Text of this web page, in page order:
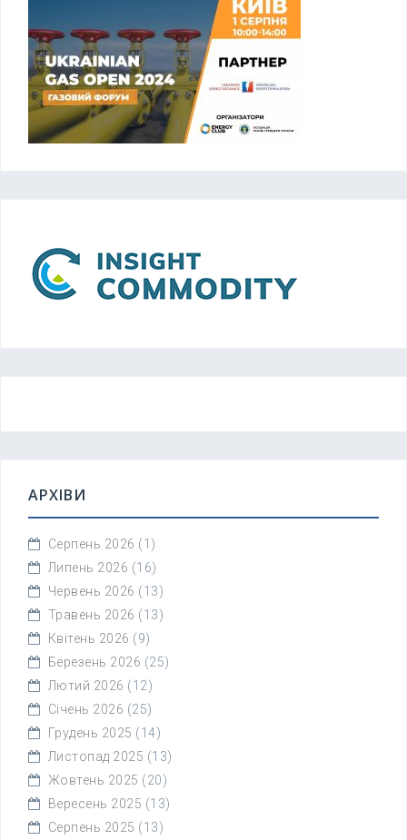
АРХІВИ
Серпень 2026 (1)
Липень 2026 (16)
Червень 2026 (13)
Травень 2026 (13)
Квітень 2026 (9)
Березень 2026 (25)
Лютий 2026 (12)
Січень 2026 (25)
Грудень 2025 (14)
Листопад 2025 (13)
Жовтень 2025 (20)
Вересень 2025 (13)
Серпень 2025 (13)